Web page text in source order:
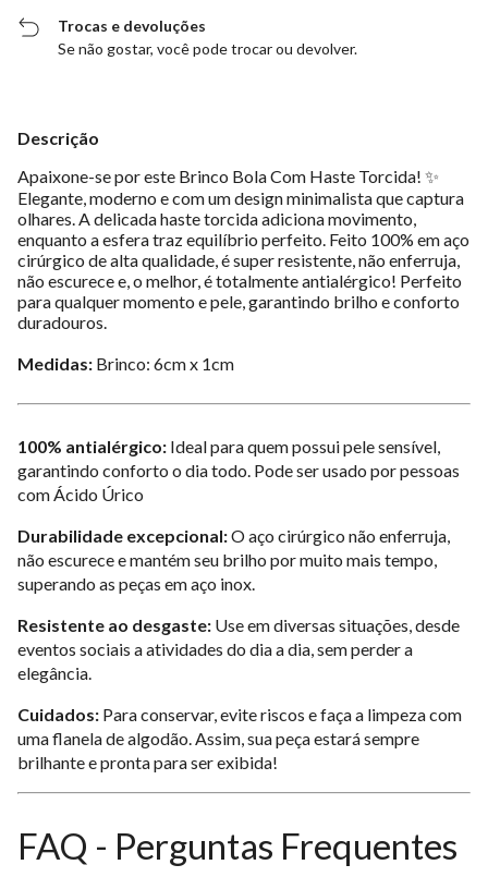
Trocas e devoluções
Se não gostar, você pode trocar ou devolver.
Descrição
Apaixone-se por este Brinco Bola Com Haste Torcida! ✨
Elegante, moderno e com um design minimalista que captura
olhares. A delicada haste torcida adiciona movimento,
enquanto a esfera traz equilíbrio perfeito. Feito 100% em aço
cirúrgico de alta qualidade, é super resistente, não enferruja,
não escurece e, o melhor, é totalmente antialérgico! Perfeito
para qualquer momento e pele, garantindo brilho e conforto
duradouros.
Medidas: Brinco: 6cm x 1cm
100% antialérgico: Ideal para quem possui pele sensível,
garantindo conforto o dia todo. Pode ser usado por pessoas
com Ácido Úrico
Durabilidade excepcional:O aço cirúrgico não enferruja,
não escurece e mantém seu brilho por muito mais tempo,
superando as peças em aço inox.
Resistente ao desgaste: Use em diversas situações, desde
eventos sociais a atividades do dia a dia, sem perder a
elegância.
Cuidados: Para conservar, evite riscos e faça a limpeza com
uma flanela de algodão. Assim, sua peça estará sempre
brilhante e pronta para ser exibida!
FAQ - Perguntas Frequentes